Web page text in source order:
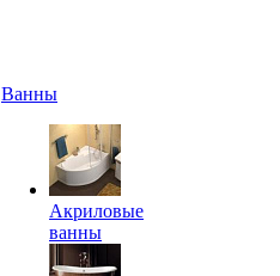
Ванны
Акриловые
ванны